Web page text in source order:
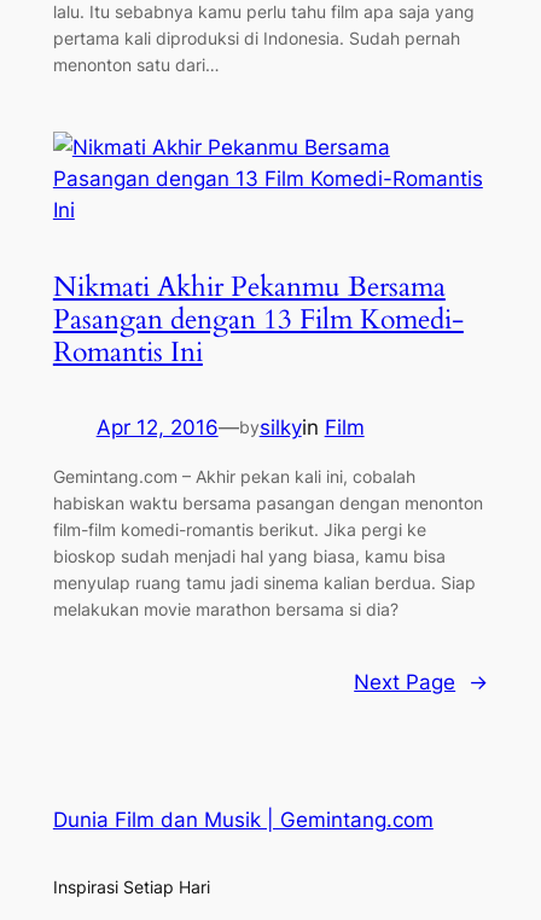
lalu. Itu sebabnya kamu perlu tahu film apa saja yang
pertama kali diproduksi di Indonesia. Sudah pernah
menonton satu dari…
Nikmati Akhir Pekanmu Bersama
Pasangan dengan 13 Film Komedi-
Romantis Ini
Apr 12, 2016—bysilkyin Film
Gemintang.com – Akhir pekan kali ini, cobalah
habiskan waktu bersama pasangan dengan menonton
film-film komedi-romantis berikut. Jika pergi ke
bioskop sudah menjadi hal yang biasa, kamu bisa
menyulap ruang tamu jadi sinema kalian berdua. Siap
melakukan movie marathon bersama si dia?
Next Page →
Dunia Film dan Musik | Gemintang.com
Inspirasi Setiap Hari